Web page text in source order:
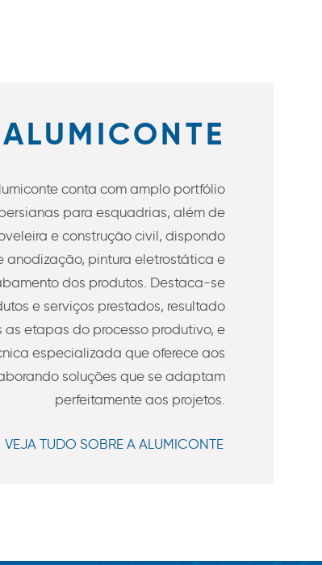
ALUMICONTE
conta com amplo portfólio
para esquadrias, além de
e construção civil, dispondo
anodização, pintura eletrostática e
dos produtos. Destaca-se
e serviços prestados, resultado
etapas do processo produtivo, e
especializada que oferece aos
soluções que se adaptam
perfeitamente aos projetos.
VEJA TUDO SOBRE A ALUMICONTE